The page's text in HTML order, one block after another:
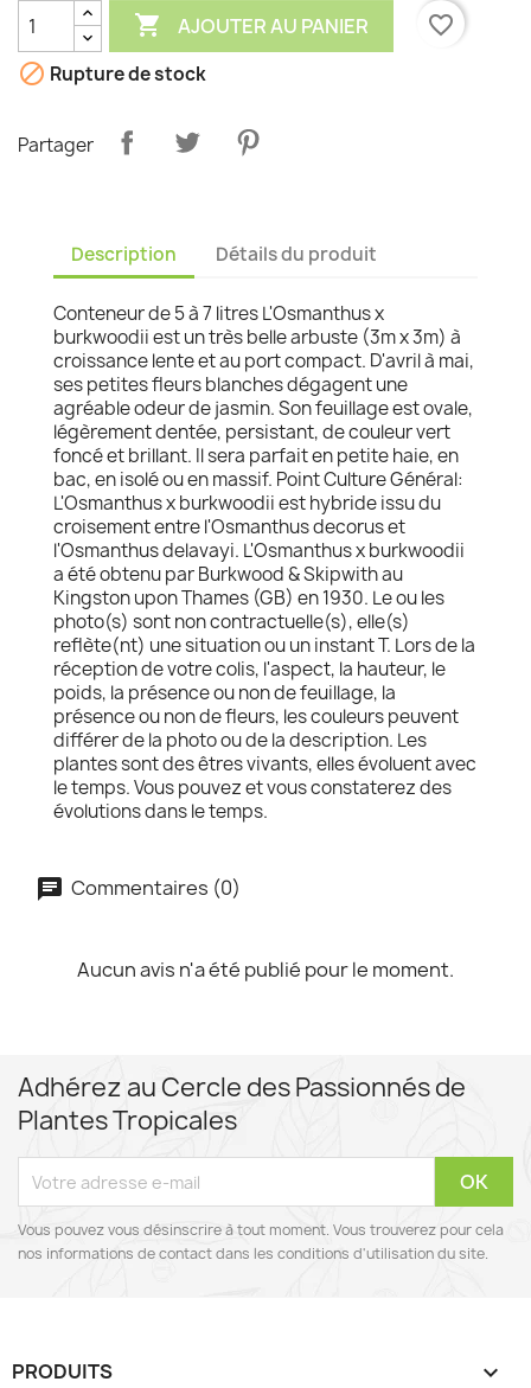
 AJOUTER AU PANIER
favorite_border
 Rupture de stock
Partager
Description Détails du produit
Conteneur de 5 à 7 litres L'Osmanthus x
burkwoodii est un très belle arbuste (3m x 3m) à
croissance lente et au port compact. D'avril à mai,
ses petites fleurs blanches dégagent une
agréable odeur de jasmin. Son feuillage est ovale,
légèrement dentée, persistant, de couleur vert
foncé et brillant. Il sera parfait en petite haie, en
bac, en isolé ou en massif. Point Culture Général:
L'Osmanthus x burkwoodii est hybride issu du
croisement entre l'Osmanthus decorus et
l'Osmanthus delavayi. L'Osmanthus x burkwoodii
a été obtenu par Burkwood & Skipwith au
Kingston upon Thames (GB) en 1930. Le ou les
photo(s) sont non contractuelle(s), elle(s)
reflète(nt) une situation ou un instant T. Lors de la
réception de votre colis, l'aspect, la hauteur, le
poids, la présence ou non de feuillage, la
présence ou non de fleurs, les couleurs peuvent
différer de la photo ou de la description. Les
plantes sont des êtres vivants, elles évoluent avec
le temps. Vous pouvez et vous constaterez des
évolutions dans le temps.
Commentaires (0)
Aucun avis n'a été publié pour le moment.
Adhérez au Cercle des Passionnés de
Plantes Tropicales
Vous pouvez vous désinscrire à tout moment. Vous trouverez pour cela
nos informations de contact dans les conditions d'utilisation du site.
PRODUITS 